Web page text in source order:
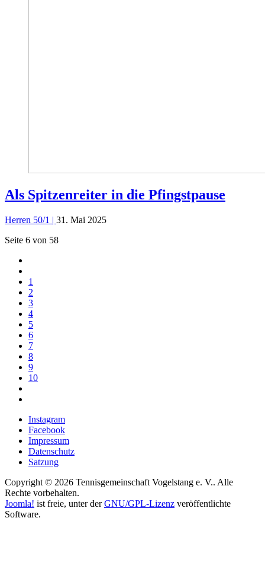
Als Spitzenreiter in die Pfingstpause
Herren 50/1 | 31. Mai 2025
Seite 6 von 58
1
2
3
4
5
6
7
8
9
10
Instagram
Facebook
Impressum
Datenschutz
Satzung
Copyright © 2026 Tennisgemeinschaft Vogelstang e. V.. Alle
Rechte vorbehalten.
Joomla! ist freie, unter derGNU/GPL-Lizenz veröffentlichte
Software.